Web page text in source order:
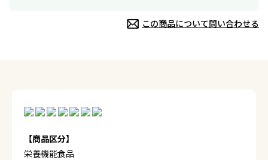
この商品について問い合わせる
【商品区分】
栄養機能食品